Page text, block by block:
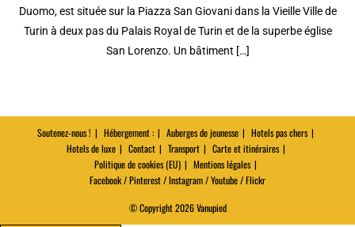
Duomo, est située sur la Piazza San Giovani dans la Vieille Ville de
Turin à deux pas du Palais Royal de Turin et de la superbe église
San Lorenzo. Un bâtiment […]
Soutenez-nous ! Hébergement : Auberges de jeunesse
Hotels pas chers
Hotels de luxe
Contact Transport
Carte et itinéraires
Politique de cookies (EU)
Mentions légales
Facebook / Pinterest / Instagram / Youtube / Flickr
© Copyright 2026 Vanupied